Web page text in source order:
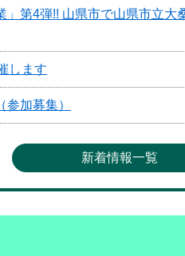
第4弾!! 山県市で山県市立大
します
加募集）
新着情報一覧